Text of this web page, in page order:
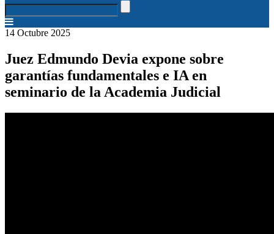
14 Octubre 2025
Juez Edmundo Devia expone sobre
garantías fundamentales e IA en
seminario de la Academia Judicial